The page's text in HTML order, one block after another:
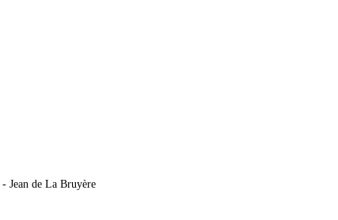
- Jean de La Bruyère